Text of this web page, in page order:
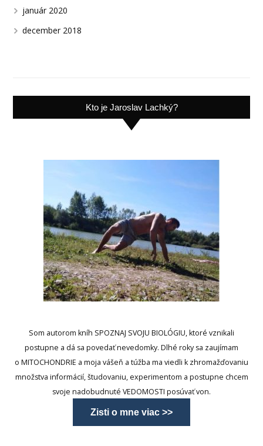
január 2020
december 2018
Kto je Jaroslav Lachký?
Som autorom kníh SPOZNAJ SVOJU BIOLÓGIU, ktoré vznikali
postupne a dá sa povedať nevedomky. Dlhé roky sa zaujímam
o MITOCHONDRIE a moja vášeň a túžba ma viedli k zhromažďovaniu
množstva informácií, študovaniu, experimentom a postupne chcem
svoje nadobudnuté VEDOMOSTI posúvať von.
Zisti o mne viac >>